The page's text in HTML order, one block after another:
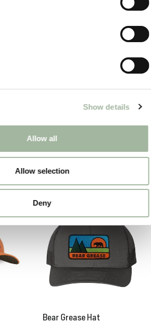
Show details
Allow all
Allow selection
Deny
€20,00
Bear Grease Hat